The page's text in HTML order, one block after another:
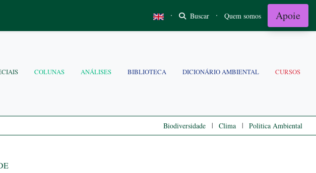
· Buscar · Quem somos Apoie
COLUNAS ANÁLISES BIBLIOTECA DICIONÁRIO AMBIENTAL CURSOS
Biodiversidade | Clima | Politica Ambiental